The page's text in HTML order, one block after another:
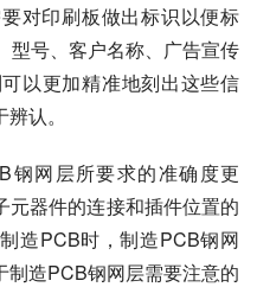
对印刷板做出标识以便标
型号、客户名称、广告宣传
以更加精准地刻出这些信
认。
钢网层所要求的准确度更
元器件的连接和插件位置的
造PCB时，制造PCB钢网
制造PCB钢网层需要注意的